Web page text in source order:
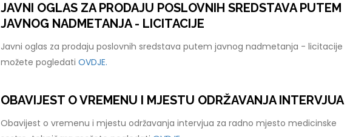
JAVNI OGLAS ZA PRODAJU POSLOVNIH SREDSTAVA PUTEM
JAVNOG NADMETANJA - LICITACIJE
Javni oglas za prodaju poslovnih sredstava putem javnog nadmetanja - licitacije
možete pogledati OVDJE.
OBAVIJEST O VREMENU I MJESTU ODRŽAVANJA INTERVJUA
Obavijest o vremenu i mjestu održavanja intervjua za radno mjesto medicinske